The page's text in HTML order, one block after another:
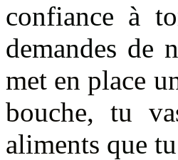
confiance à
demandes de
met en place
bouche,tu
aliments que